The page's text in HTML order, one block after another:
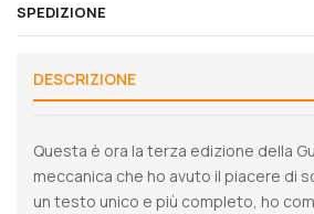
SPEDIZIONE
DESCRIZIONE
Questa è ora la terza edizione della
meccanica che ho avuto il piacere di
un testo unico e più completo, ho